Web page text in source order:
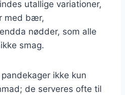
utallige variationer,
med bær,
nødder, som alle
smag.
ikke kun
de serveres ofte til